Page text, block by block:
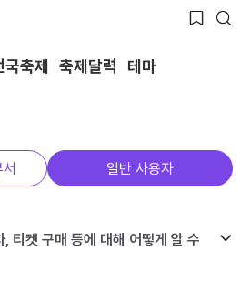
국축제 축제달력 테마
일반 사용자
티켓 구매 등에 대해 어떻게 알 수